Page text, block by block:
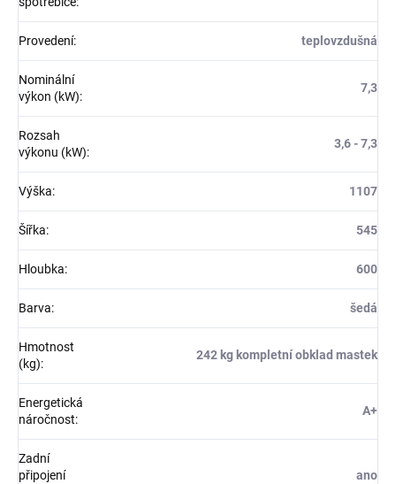
Provedení: teplovzdušná
Nominální
výkon (kW):
7,3
Rozsah
výkonu (kW):
3,6 - 7,3
Výška: 1107
Šířka: 545
Hloubka: 600
Barva: šedá
Hmotnost
(kg):
242 kg kompletní obklad mastek
Energetická
náročnost:
A+
Zadní
připojení
ano